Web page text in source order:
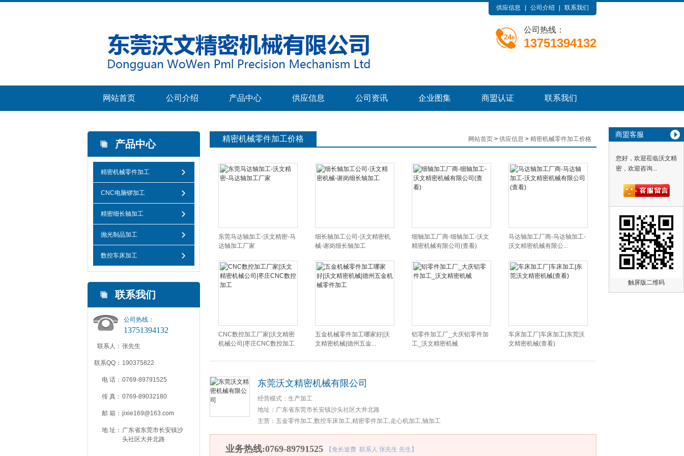
商盟客服
您好，欢迎莅临沃文精
密，欢迎咨询...
触屏版二维码
供应信息 公司介绍 联系我们
公司热线：
13751394132
网站首页 公司介绍 产品中心 供应信息 公司资讯 企业图集 商盟认证 联系我们
产品中心
精密机械零件加工
CNC电脑锣加工
精密细长轴加工
抛光制品加工
数控车床加工
联系我们
公司热线：
13751394132
联系人： 张先生
联系QQ： 190375822
电 话： 0769-89791525
传 真： 0769-89032180
邮 箱： jixie169@163.com
地 址： 广东省东莞市长安镇沙
头社区大井北路
网站首页 > 供应信息 > 精密机械零件加工价格
精密机械零件加工价格
东莞马达轴加工-沃文精密-马
达轴加工厂家
细长轴加工公司-沃文精密机
械-谢岗细长轴加工
细轴加工厂商-细轴加工-沃文
精密机械有限公司(查看)
马达轴加工厂商-马达轴加工-
沃文精密机械有限公...
CNC数控加工厂家|沃文精密
机械公司|枣庄CNC数控加工
五金机械零件加工哪家好|沃
文精密机械|德州五金...
铝零件加工厂_大庆铝零件加
工_沃文精密机械
车床加工厂|车床加工|东莞沃
文精密机械(查看)
东莞沃文精密机械有限公司
经营模式： 生产加工
地址： 广东省东莞市长安镇沙头社区大井北路
主营： 五金零件加工,数控车床加工,精密零件加工,走心机加工,轴加工
业务热线:0769-89791525 【免长途费 联系人 张先生 先生】